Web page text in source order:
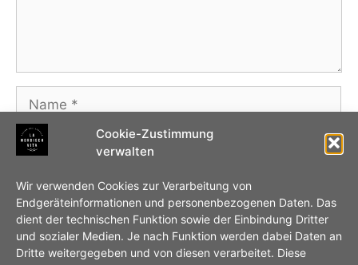
Cookie-Zustimmung
verwalten
Wir verwenden Cookies zur Verarbeitung von
Endgeräteinformationen und personenbezogenen Daten. Das
dient der technischen Funktion sowie der Einbindung Dritter
und sozialer Medien. Je nach Funktion werden dabei Daten an
Dritte weitergegeben und von diesen verarbeitet. Diese
E-
Mail-
Adresse
Website
Name, E-Mail-Adresse und Website in diesem
Browser für meinen nächsten Kommentar